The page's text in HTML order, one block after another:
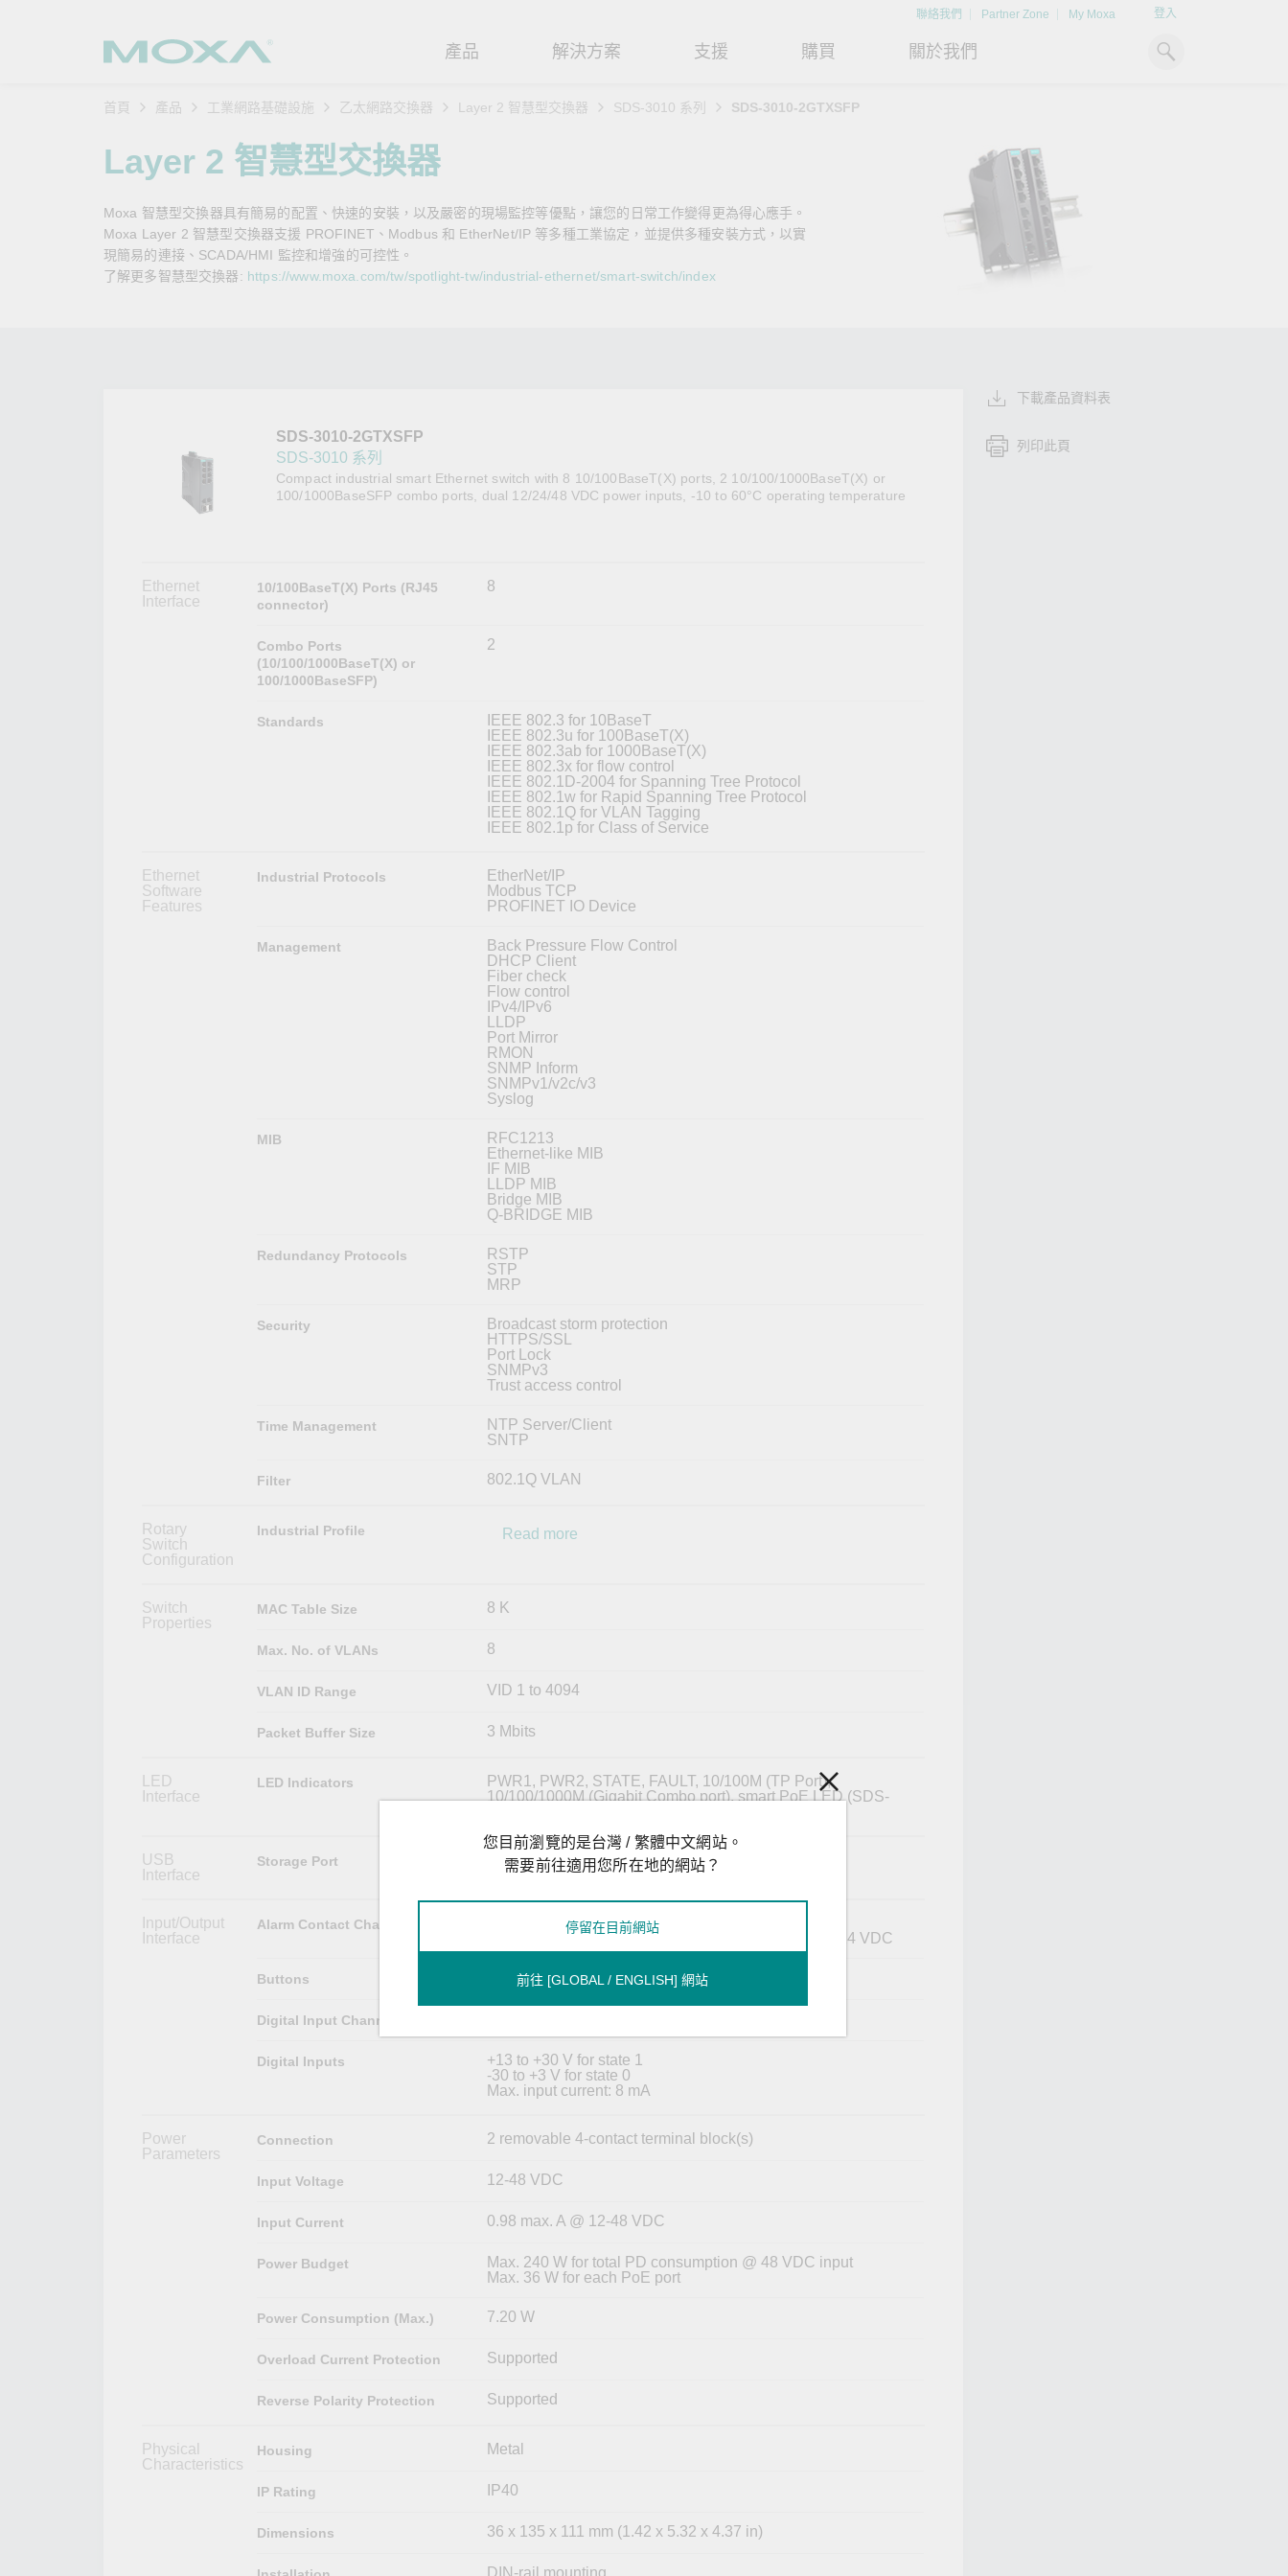
聯絡我們 Partner Zone My Moxa 登入
產品
工業網路基礎設施
安全路由器
無線 AP/橋接器/用戶端
網路安全設備
串列轉接器 ARM 電腦
解決方案
產業聚焦
軌道運輸
電力能源
時效性網路 (TSN)
強化 OT 網路安全
專家對工業網路安全的見解與
掌握綠能脈動
探索 BESS（電池儲能系統）
支援
產品支援
產品 FAQs
安全公告
保固政策
文件資料庫
案例研究
購買
購買方式
關於我們
關於我們
緣起與創新
客戶經驗與成功
新聞與活動
創造永續價值
策，確保產品和服務全面符合
Moxa 人才小聯盟系統
如同美國職棒聯盟的人才育
首頁 產品 工業網路基礎設施 乙太網路交換器 Layer 2 智慧型交換器 SDS-3010 系列 SDS-3010-2GTXSFP
Layer 2 智慧型交換器
Moxa 智慧型交換器具有簡易的配置、快速的安裝，以及嚴密的現場監控等優點，讓您的日常工作變得更為得心應手。
Moxa Layer 2 智慧型交換器支援 PROFINET、Modbus 和 EtherNet/IP 等多種工業協定，並提供多種安裝方式，以實
現簡易的連接、SCADA/HMI 監控和增強的可控性。
了解更多智慧型交換器: https://www.moxa.com/tw/spotlight-tw/industrial-ethernet/smart-switch/index
SDS-3010-2GTXSFP
SDS-3010 系列
Compact industrial smart Ethernet switch with 8 10/100BaseT(X) ports, 2 10/100/1000BaseT(X) or
100/1000BaseSFP combo ports, dual 12/24/48 VDC power inputs, -10 to 60°C operating temperature
Ethernet
Interface
10/100BaseT(X) Ports (RJ45
connector)
8
Combo Ports
(10/100/1000BaseT(X) or
100/1000BaseSFP)
2
Standards
IEEE 802.3 for 10BaseT
IEEE 802.3u for 100BaseT(X)
IEEE 802.3ab for 1000BaseT(X)
IEEE 802.3x for flow control
IEEE 802.1D-2004 for Spanning Tree Protocol
IEEE 802.1w for Rapid Spanning Tree Protocol
IEEE 802.1Q for VLAN Tagging
IEEE 802.1p for Class of Service
Ethernet
Software
Features
Industrial Protocols
EtherNet/IP
Modbus TCP
PROFINET IO Device
Management
Back Pressure Flow Control
DHCP Client
Fiber check
Flow control
IPv4/IPv6
LLDP
Port Mirror
RMON
SNMP Inform
SNMPv1/v2c/v3
Syslog
MIB
RFC1213
Ethernet-like MIB
IF MIB
LLDP MIB
Bridge MIB
Q-BRIDGE MIB
Redundancy Protocols
RSTP
STP
MRP
Security
Broadcast storm protection
HTTPS/SSL
Port Lock
SNMPv3
Trust access control
Time Management
NTP Server/Client
SNTP
Filter 802.1Q VLAN
Rotary
Switch
Configuration
Industrial Profile Read more
Switch
Properties
MAC Table Size 8 K
Max. No. of VLANs 8
VLAN ID Range VID 1 to 4094
Packet Buffer Size 3 Mbits
LED
Interface
LED Indicators
PWR1, PWR2, STATE, FAULT, 10/100M (TP Port),
10/100/1000M (Gigabit Combo port), smart PoE LED (SDS-
USB
Interface
Storage Port USB Type A (for ABC-02 only)
Input/Output
Interface
Alarm Contact Channels
Relay output with current carrying capacity of 1 A @ 24 VDC
Buttons Reset button
Digital Input Channels
Digital Inputs
+13 to +30 V for state 1
-30 to +3 V for state 0
Max. input current: 8 mA
Power
Parameters
Connection 2 removable 4-contact terminal block(s)
Input Voltage 12-48 VDC
Input Current 0.98 max. A @ 12-48 VDC
Power Budget
Max. 240 W for total PD consumption @ 48 VDC input
Max. 36 W for each PoE port
Power Consumption (Max.) 7.20 W
Overload Current Protection Supported
Reverse Polarity Protection Supported
Physical
Characteristics
Housing Metal
IP Rating IP40
Dimensions 36 x 135 x 111 mm (1.42 x 5.32 x 4.37 in)
DIN-rail mounting
下載產品資料表
列印此頁
您目前瀏覽的是台灣 / 繁體中文網站。
需要前往適用您所在地的網站？
停留在目前網站
前往 [GLOBAL / ENGLISH] 網站